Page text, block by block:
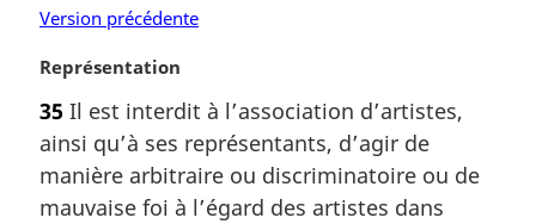
l
e
Version précédente
N
t
e
m
a
Représentation
35 Il est interdit à l’association d’artistes,
ainsi qu’à ses représentants, d’agir de
manière arbitraire ou discriminatoire ou de
mauvaise foi à l’égard des artistes dans